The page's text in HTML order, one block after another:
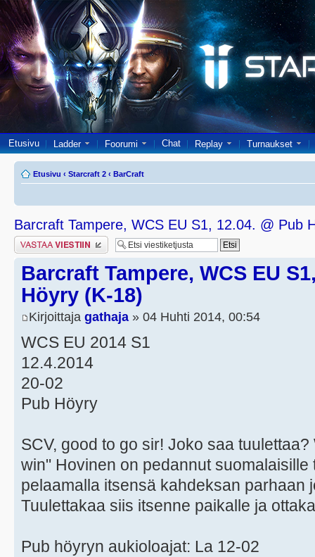
Etusivu Ladder Foorumi Chat Replay Turnaukset
Etusivu ‹ Starcraft 2 ‹ BarCraft
Barcraft Tampere, WCS EU S1, 12.04. @ Pub
Lähetä vastaus
Barcraft Tampere, WCS EU
Höyry (K-18)
Kirjoittaja gathaja » 04 Huhti 2014, 00:54
WCS EU 2014 S1
12.4.2014
20-02
Pub Höyry
SCV, good to go sir! Joko saa
win" Hovinen on pedannut
pelaamalla itsensä kahdeksan parhaan
Tuulettakaa siis itsenne paikalle ja
Pub höyryn aukioloajat: La 12-02